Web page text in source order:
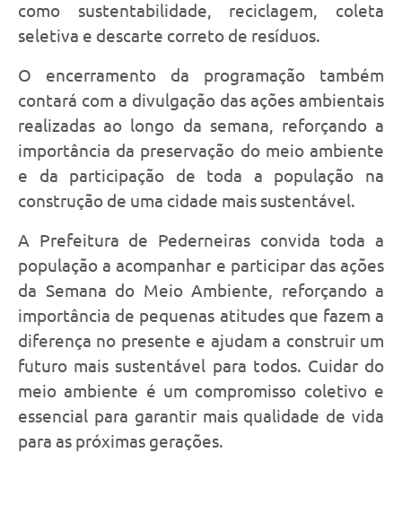
como sustentabilidade, reciclagem, coleta
seletiva e descarte correto de resíduos.
O encerramento da programação também
contará com a divulgação das ações ambientais
realizadas ao longo da semana, reforçando a
importância da preservação do meio ambiente
e da participação de toda a população na
construção de uma cidade mais sustentável.
A Prefeitura de Pederneiras convida toda a
população a acompanhar e participar das ações
da Semana do Meio Ambiente, reforçando a
importância de pequenas atitudes que fazem a
diferença no presente e ajudam a construir um
futuro mais sustentável para todos. Cuidar do
meio ambiente é um compromisso coletivo e
essencial para garantir mais qualidade de vida
para as próximas gerações.